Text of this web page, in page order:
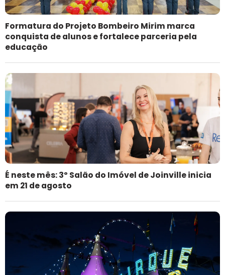
Formatura do Projeto Bombeiro Mirim marca
conquista de alunos e fortalece parceria pela
educação
É neste mês: 3º Salão do Imóvel de Joinville inicia
em 21 de agosto